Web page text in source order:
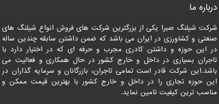
درباره ما
شرکت شیلنگ صبرا یکی از بزرگترین شرکت های فروش انواع شیلنگ های
صنعتی و کشاورزی در ایران می باشد که ضمن داشتن سابقه چندین ساله
در این حوزه و داشتن کادری مجرب و حرفه ای که در اختیار دارد با
تاجران بسیاری در داخل و خارج کشور در حال همکاری و فعالیت می
باشد.این شرکت قادر است تمامی تاجران، بازرگانان و سرمایه گذاران در
این حوزه تجاری را در داخل و خارج کشور با بهترین قیمت ممکن و
مناسب ترین کیفیت تامین نماید.
09129586863